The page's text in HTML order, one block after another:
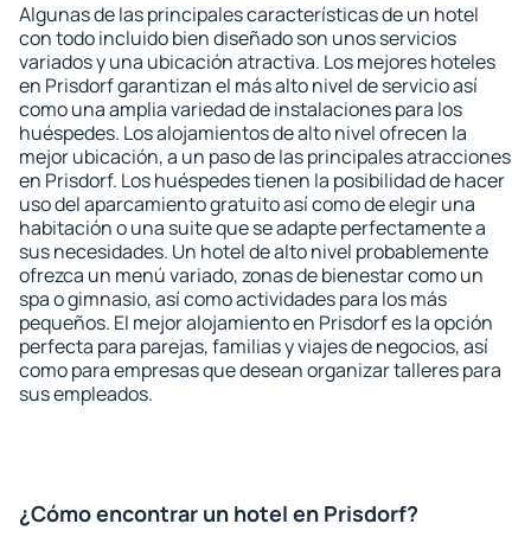
Algunas de las principales características de un hotel
con todo incluido bien diseñado son unos servicios
variados y una ubicación atractiva. Los mejores hoteles
en Prisdorf garantizan el más alto nivel de servicio así
como una amplia variedad de instalaciones para los
huéspedes. Los alojamientos de alto nivel ofrecen la
mejor ubicación, a un paso de las principales atracciones
en Prisdorf. Los huéspedes tienen la posibilidad de hacer
uso del aparcamiento gratuito así como de elegir una
habitación o una suite que se adapte perfectamente a
sus necesidades. Un hotel de alto nivel probablemente
ofrezca un menú variado, zonas de bienestar como un
spa o gimnasio, así como actividades para los más
pequeños. El mejor alojamiento en Prisdorf es la opción
perfecta para parejas, familias y viajes de negocios, así
como para empresas que desean organizar talleres para
sus empleados.
¿Cómo encontrar un hotel en Prisdorf?